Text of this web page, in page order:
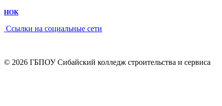
НОК
Ссылки на социальные сети
© 2026 ГБПОУ Сибайский колледж строительства и сервиса